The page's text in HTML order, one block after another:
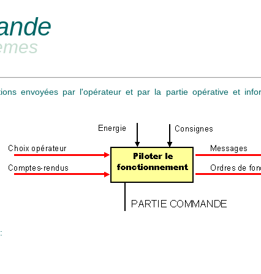
envoyées par l'opérateur et par la partie opérative et